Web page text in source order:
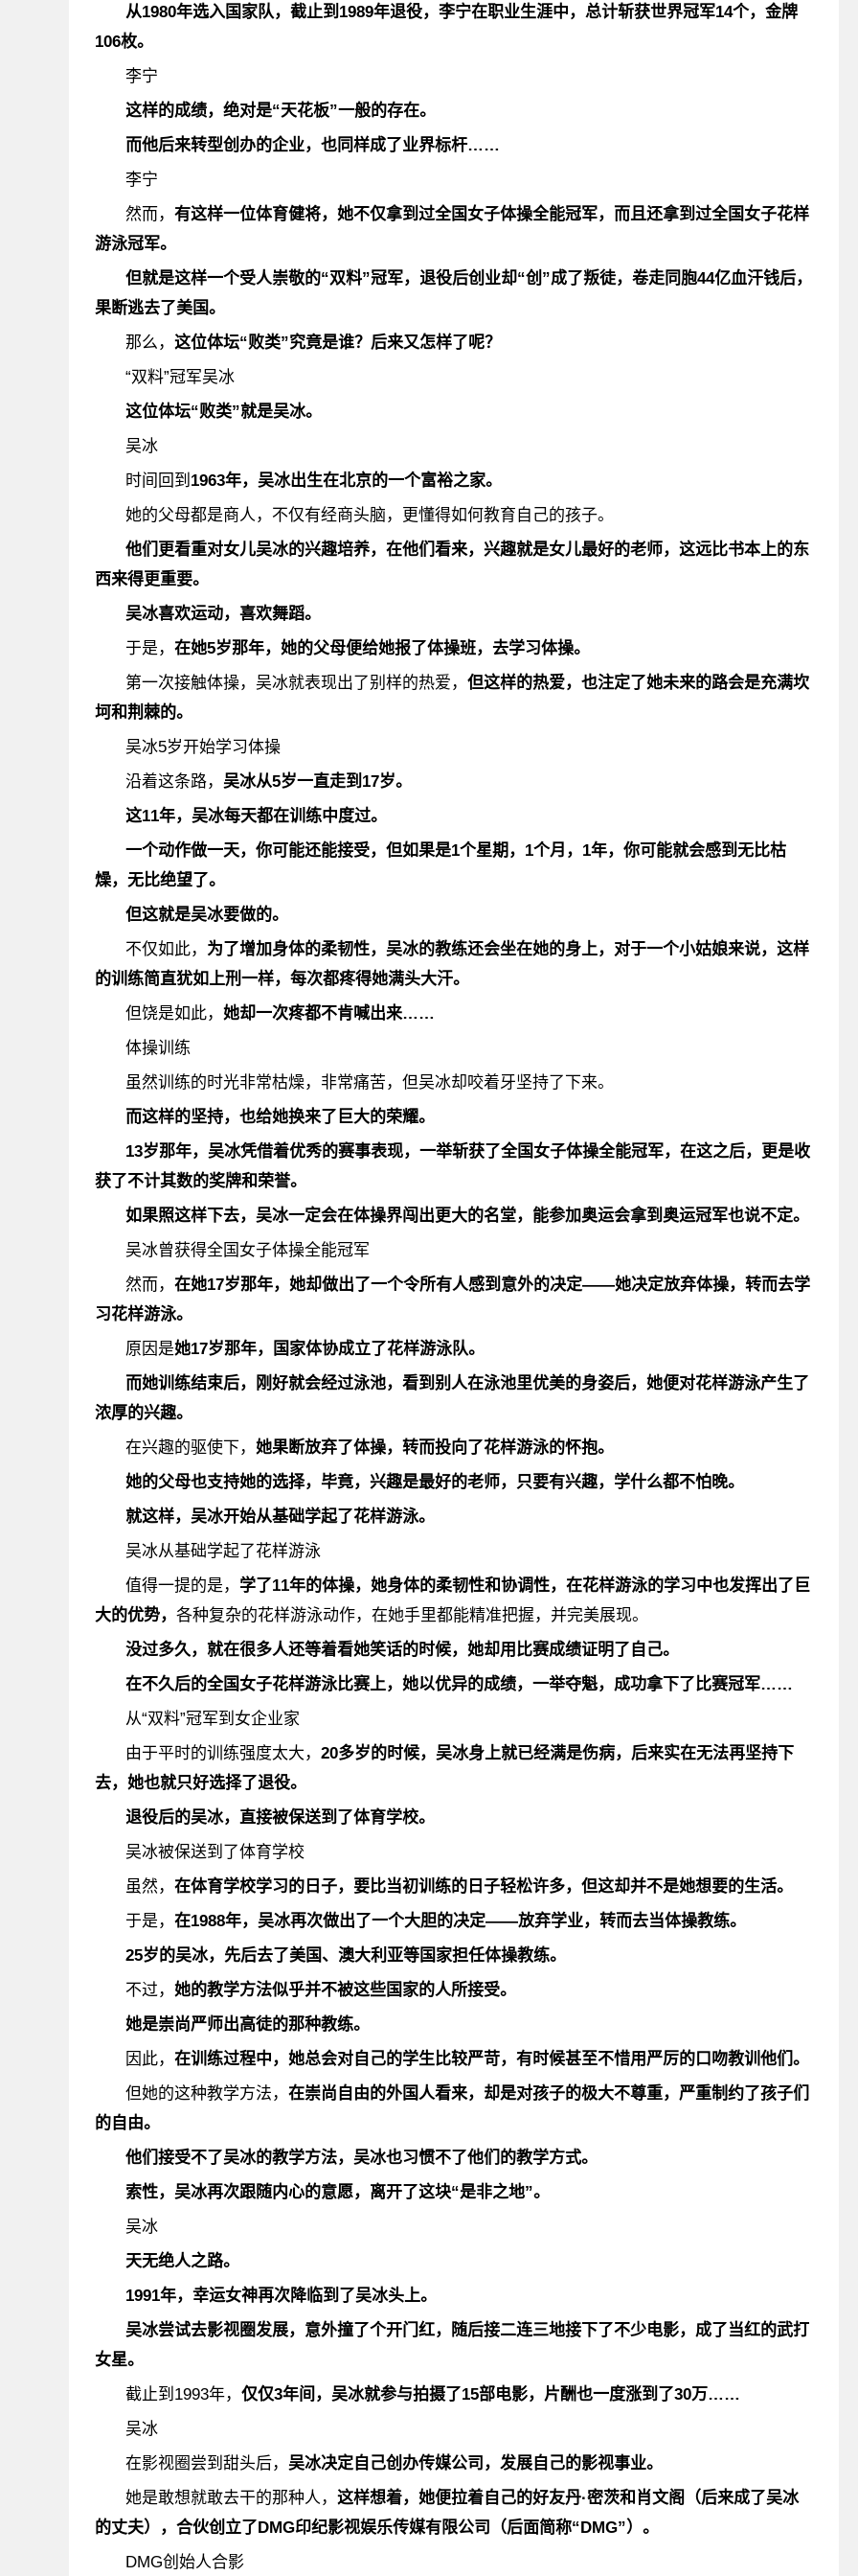
从1980年选入国家队，截止到1989年退役，李宁在职业生涯中，总计斩获世界冠军14个，金牌
106枚。
李宁
这样的成绩，绝对是“天花板”一般的存在。
而他后来转型创办的企业，也同样成了业界标杆……
李宁
然而， 有这样一位体育健将，她不仅拿到过全国女子体操全能冠军，而且还拿到过全国女子花样
游泳冠军。
但就是这样一个受人崇敬的“双料”冠军，退役后创业却“创”成了叛徒， 卷走同胞44亿血汗钱后，
果断逃去了美国。
那么， 这位体坛“败类”究竟是谁？后来又怎样了呢？
“双料”冠军吴冰
这位体坛“败类”就是吴冰。
吴冰
时间回到 1963年，吴冰出生在北京的一个富裕之家。
她的父母都是商人，不仅有经商头脑，更懂得如何教育自己的孩子。
他们更看重对女儿吴冰的兴趣培养，在他们看来， 兴趣就是女儿最好的老师，这远比书本上的东
西来得更重要。
吴冰喜欢运动，喜欢舞蹈。
于是， 在她5岁那年，她的父母便给她报了体操班，去学习体操。
第一次接触体操，吴冰就表现出了别样的热爱， 但这样的热爱，也注定了她未来的路会是充满坎
坷和荆棘的。
吴冰5岁开始学习体操
沿着这条路， 吴冰从5岁一直走到17岁。
这11年，吴冰每天都在训练中度过。
一个动作做一天，你可能还能接受，但如果是1个星期，1个月，1年，你可能就会感到无比枯
燥，无比绝望了。
但这就是吴冰要做的。
不仅如此， 为了增加身体的柔韧性，吴冰的教练还会坐在她的身上，对于一个小姑娘来说，这样
的训练简直犹如上刑一样，每次都疼得她满头大汗。
但饶是如此， 她却一次疼都不肯喊出来……
体操训练
虽然训练的时光非常枯燥，非常痛苦，但吴冰却咬着牙坚持了下来。
而这样的坚持，也给她换来了巨大的荣耀。
13岁那年，吴冰凭借着优秀的赛事表现，一举斩获了全国女子体操全能冠军，在这之后，更是收
获了不计其数的奖牌和荣誉。
如果照这样下去，吴冰一定会在体操界闯出更大的名堂，能参加奥运会拿到奥运冠军也说不定。
吴冰曾获得全国女子体操全能冠军
然而， 在她17岁那年，她却做出了一个令所有人感到意外的决定——她决定放弃体操，转而去学
习花样游泳。
原因是她17岁那年，国家体协成立了花样游泳队。
而她训练结束后，刚好就会经过泳池，看到别人在泳池里优美的身姿后，她便对花样游泳产生了
浓厚的兴趣。
在兴趣的驱使下， 她果断放弃了体操，转而投向了花样游泳的怀抱。
她的父母也支持她的选择，毕竟，兴趣是最好的老师，只要有兴趣，学什么都不怕晚。
就这样， 吴冰开始从基础学起了花样游泳。
吴冰从基础学起了花样游泳
值得一提的是， 学了11年的体操，她身体的柔韧性和协调性，在花样游泳的学习中也发挥出了巨
大的优势， 各种复杂的花样游泳动作，在她手里都能精准把握，并完美展现。
没过多久，就在很多人还等着看她笑话的时候，她却用比赛成绩证明了自己。
在不久后的全国女子花样游泳比赛上，她以优异的成绩，一举夺魁， 成功拿下了比赛冠军……
从“双料”冠军到女企业家
由于平时的训练强度太大， 20多岁的时候，吴冰身上就已经满是伤病，后来实在无法再坚持下
去，她也就只好选择了退役。
退役后的吴冰，直接被保送到了体育学校。
吴冰被保送到了体育学校
虽然， 在体育学校学习的日子，要比当初训练的日子轻松许多，但这却并不是她想要的生活。
于是， 在1988年，吴冰再次做出了一个大胆的决定——放弃学业，转而去当体操教练。
25岁的吴冰，先后去了美国、澳大利亚等国家担任体操教练。
不过， 她的教学方法似乎并不被这些国家的人所接受。
她是崇尚严师出高徒的那种教练。
因此， 在训练过程中，她总会对自己的学生比较严苛，有时候甚至不惜用严厉的口吻教训他们。
但她的这种教学方法， 在崇尚自由的外国人看来，却是对孩子的极大不尊重，严重制约了孩子们
的自由。
他们接受不了吴冰的教学方法，吴冰也习惯不了他们的教学方式。
索性，吴冰再次跟随内心的意愿，离开了这块“是非之地”。
吴冰
天无绝人之路。
1991年，幸运女神再次降临到了吴冰头上。
吴冰尝试去影视圈发展，意外撞了个开门红，随后接二连三地接下了不少电影，成了当红的武打
女星。
截止到1993年， 仅仅3年间，吴冰就参与拍摄了15部电影，片酬也一度涨到了30万……
吴冰
在影视圈尝到甜头后， 吴冰决定自己创办传媒公司，发展自己的影视事业。
她是敢想就敢去干的那种人， 这样想着，她便拉着自己的好友丹·密茨和肖文阁（后来成了吴冰
的丈夫），合伙创立了DMG印纪影视娱乐传媒有限公司（后面简称“DMG”） 。
DMG创始人合影